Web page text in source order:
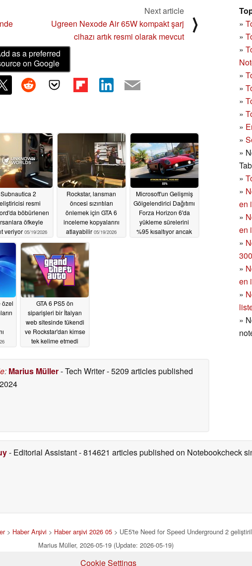
»
»
»
»
»
»
»
»
»
»
»
»
en
»
en
»
»
en
»
»
Next article
Ugreen Nexode Air 65W kompakt şarj
cihazı artık resmi olarak mevcut
⟩
as a preferred
on Google
Subnautica 2
resmi
böbürlenen
öfkeyle
veriyor 05/19/2026
Rockstar, lansman
öncesi sızıntıları
önlemek için GTA 6
inceleme kopyalarını
atlayabilir 05/19/2026
Microsoft'un Gelişmiş
Gölgelendirici Dağıtımı
Forza Horizon 6'da
yükleme sürelerini
%95 kısaltıyor ancak
özel
GTA 6 PS5 ön
siparişleri bir İtalyan
web sitesinde tükendi
ve Rockstar'dan kimse
tek kelime etmedi
: Marius Müller- Tech Writer- 5209 articles published
- Editorial Assistant- 814621 articles published on Notebookcheck
> Haber Arşivi > Haber arşivi 2026 05> UE5'te Need for Speed Underground 2
Marius Müller, 2026-05-19 (Update: 2026-05-19)
Cookie Settings